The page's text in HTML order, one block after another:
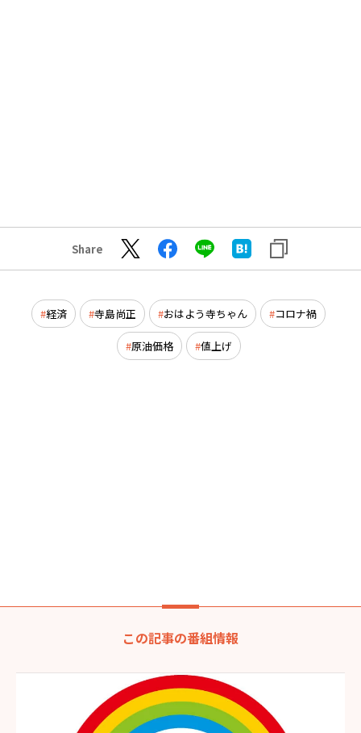
Share
経済 寺島尚正 おはよう寺ちゃん コロナ禍
原油価格 値上げ
この記事の番組情報